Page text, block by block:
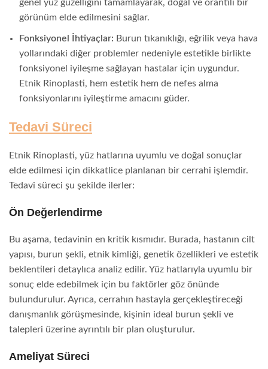
genel yüz güzelliğini tamamlayarak, doğal ve orantılı bir
görünüm elde edilmesini sağlar.
Fonksiyonel İhtiyaçlar: Burun tıkanıklığı, eğrilik veya hava
yollarındaki diğer problemler nedeniyle estetikle birlikte
fonksiyonel iyileşme sağlayan hastalar için uygundur.
Etnik Rinoplasti, hem estetik hem de nefes alma
fonksiyonlarını iyileştirme amacını güder.
Tedavi Süreci
Etnik Rinoplasti, yüz hatlarına uyumlu ve doğal sonuçlar
elde edilmesi için dikkatlice planlanan bir cerrahi işlemdir.
Tedavi süreci şu şekilde ilerler:
Ön Değerlendirme
Bu aşama, tedavinin en kritik kısmıdır. Burada, hastanın cilt
yapısı, burun şekli, etnik kimliği, genetik özellikleri ve estetik
beklentileri detaylıca analiz edilir. Yüz hatlarıyla uyumlu bir
sonuç elde edebilmek için bu faktörler göz önünde
bulundurulur. Ayrıca, cerrahın hastayla gerçekleştireceği
danışmanlık görüşmesinde, kişinin ideal burun şekli ve
talepleri üzerine ayrıntılı bir plan oluşturulur.
Ameliyat Süreci